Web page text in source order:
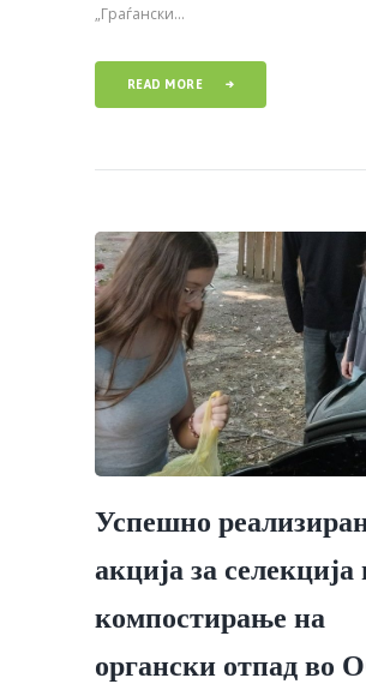
„Граѓански...
READ MORE
Успешно
акција за селекција
компостирање на
органски отпад во